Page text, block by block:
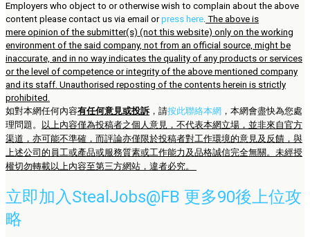
Employers who object to or otherwise wish to complain about the above
content please contact us via email orpress here. The above is
mere opinion of the submitter(s) (not this website) only on the working
environment of the said company, not from an official source, might be
inaccurate, and in no way indicates the quality of any products or services
or the level of competence or integrity of the above mentioned company
and its staff. Unauthorised reposting of the contents herein is strictly
prohibited.
如對本網任何內容有任何意見或投訴 ，請按此聯絡本網 ，本網會盡快為您處
理問題。
以上內容僅為投稿者之個人意見，不代表本網立場，並非來自官方
渠道，亦可能不準確，而評論亦僅限於投稿者對工作環境的意見及反饋，與
上述公司的員工或產品或服務質素或工作能力及品格誠信完全無關。未經授
權切勿轉載以上內容至第三方網站，違者必究。
立即加入StealJobs@FB 更多90後上位攻
略